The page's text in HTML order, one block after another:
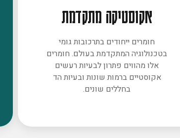
אקוסטיקה מתקדמת
חומרים ייחודים בתרכובות גומי
בטכנולוגיה המתקדמת בעולם. חומרים
אלו מהווים פתרון לבעיות רעשים
אקוסטיים ברמות שונות ובעיות הד
בחללים שונים.